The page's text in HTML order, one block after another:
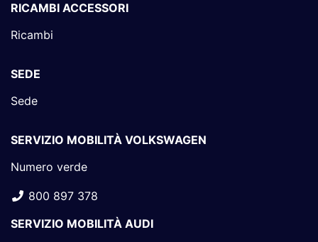
RICAMBI ACCESSORI
Ricambi
SEDE
Sede
SERVIZIO MOBILITÀ VOLKSWAGEN
Numero verde
800 897 378
SERVIZIO MOBILITÀ AUDI